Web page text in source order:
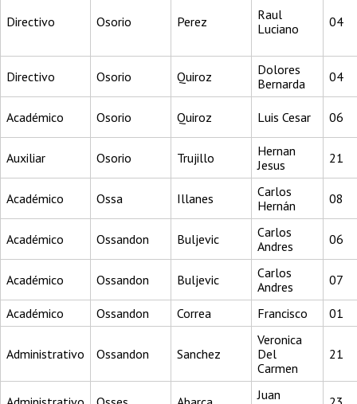
Directivo Osorio Perez
Raul
Luciano
04
Directivo Osorio Quiroz
Dolores
Bernarda
04
Académico Osorio Quiroz Luis Cesar 06
Auxiliar Osorio Trujillo
Hernan
Jesus
21
Académico Ossa Illanes
Carlos
Hernán
08
Académico Ossandon Buljevic
Carlos
Andres
06
Académico Ossandon Buljevic
Carlos
Andres
07
Académico Ossandon Correa Francisco 01
Administrativo Ossandon Sanchez
Veronica
Del
Carmen
21
Juan